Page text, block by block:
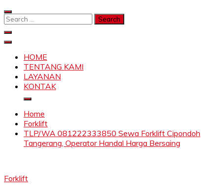
Skip
to
Search
SKYLIFTHOME
TENTANG KAMI
LAYANAN
KONTAK
Home
Forklift
TLP/WA 081222333850 Sewa Forklift Cipondoh
Tangerang, Operator Handal Harga Bersaing
Forklift